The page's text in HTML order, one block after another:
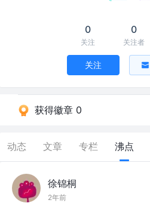
0
关注
0
关注者
关注
获得徽章 0
动态 文章 专栏 沸点
徐锦桐
2年前